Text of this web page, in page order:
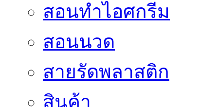
สอนทำไอศกรีม
สอนนวด
สายรัดพลาสติก
สินค้า